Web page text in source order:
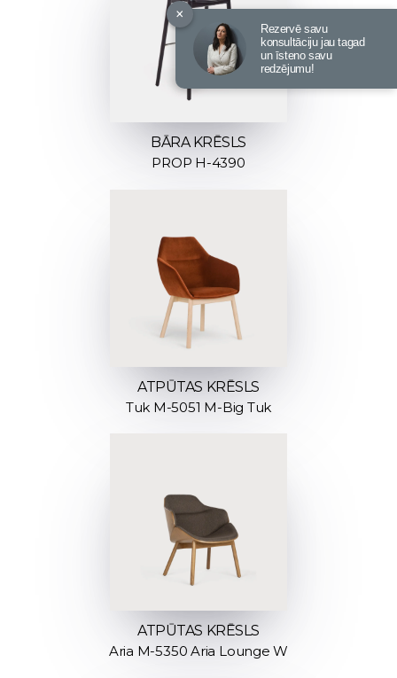
BĀRA KRĒSLS
PROP H-4390
ATPŪTAS KRĒSLS
Tuk M-5051 M-Big Tuk
ATPŪTAS KRĒSLS
Aria M-5350 Aria Lounge W
×
Rezervē savu
konsultāciju jau tagad
un īsteno savu
redzējumu!